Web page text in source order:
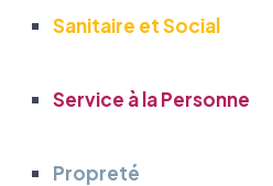
Sanitaire et Social
Service à la Personne
Propreté